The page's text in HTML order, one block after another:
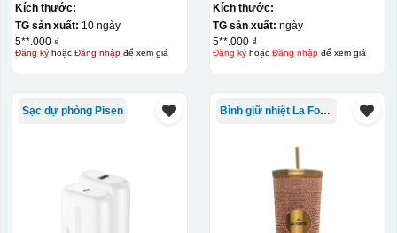
Kích thước:
TG sản xuất: 10 ngày
5**.000 ₫
Đăng kýhoặc Đăng nhậpđể xem giá
Kích thước:
TG sản xuất: ngày
5**.000 ₫
Đăng kýhoặc Đăng nhậpđể xem giá
Sạc dự phòng Pisen Bình giữ nhiệt La Fonte